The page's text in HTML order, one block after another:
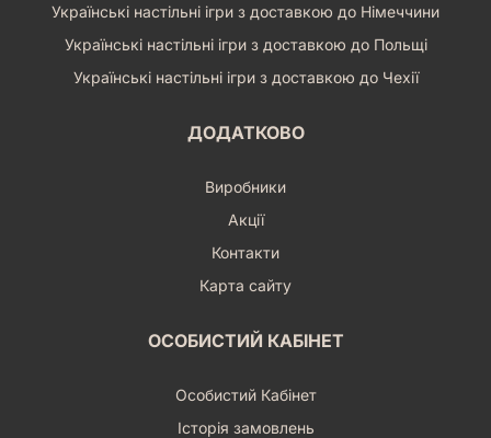
Українські настільні ігри з доставкою до Німеччини
Українські настільні ігри з доставкою до Польщі
Українські настільні ігри з доставкою до Чехії
ДОДАТКОВО
Виробники
Акції
Контакти
Карта сайту
ОСОБИСТИЙ КАБІНЕТ
Особистий Кабінет
Історія замовлень